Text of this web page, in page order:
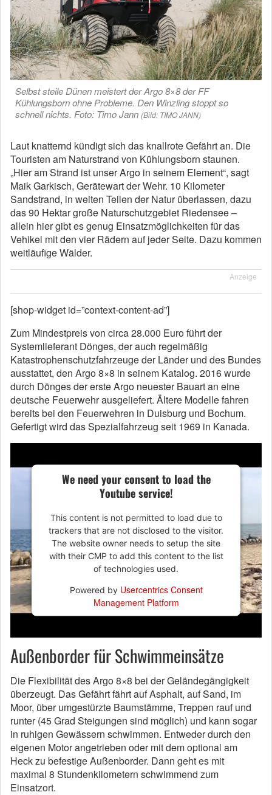
Selbst steile Dünen meistert der Argo 8×8 der FF
Kühlungsborn ohne Probleme. Den Winzling stoppt so
schnell nichts. Foto: Timo Jann (Bild: TIMO JANN)
Laut knatternd kündigt sich das knallrote Gefährt an. Die
Touristen am Naturstrand von Kühlungsborn staunen.
„Hier am Strand ist unser Argo in seinem Element“, sagt
Maik Garkisch, Gerätewart der Wehr. 10 Kilometer
Sandstrand, in weiten Teilen der Natur überlassen, dazu
das 90 Hektar große Naturschutzgebiet Riedensee –
allein hier gibt es genug Einsatzmöglichkeiten für das
Vehikel mit den vier Rädern auf jeder Seite. Dazu kommen
weitläufige Wälder.
Anzeige
[shop-widget id=”context-content-ad”]
Zum Mindestpreis von circa 28.000 Euro führt der
Systemlieferant Dönges, der auch regelmäßig
Katastrophenschutzfahrzeuge der Länder und des Bundes
ausstattet, den Argo 8×8 in seinem Katalog. 2016 wurde
durch Dönges der erste Argo neuester Bauart an eine
deutsche Feuerwehr ausgeliefert. Ältere Modelle fahren
bereits bei den Feuerwehren in Duisburg und Bochum.
Gefertigt wird das Spezialfahrzeug seit 1969 in Kanada.
We need your consent to load the
Youtube service!
This content is not permitted to load due to
trackers that are not disclosed to the visitor.
The website owner needs to setup the site
with their CMP to add this content to the list
of technologies used.
Powered by Usercentrics Consent
Management Platform
Außenborder für Schwimmeinsätze
Die Flexibilität des Argo 8×8 bei der Geländegängigkeit
überzeugt. Das Gefährt fährt auf Asphalt, auf Sand, im
Moor, über umgestürzte Baumstämme, Treppen rauf und
runter (45 Grad Steigungen sind möglich) und kann sogar
in ruhigen Gewässern schwimmen. Entweder durch den
eigenen Motor angetrieben oder mit dem optional am
Heck zu befestige Außenborder. Dann geht es mit
maximal 8 Stundenkilometern schwimmend zum
Einsatzort.